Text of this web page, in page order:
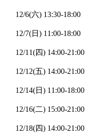
12/6(六) 13:30-18:00
12/7(日) 11:00-18:00
12/11(四) 14:00-21:00
12/12(五) 14:00-21:00
12/14(日) 11:00-18:00
12/16(二) 15:00-21:00
12/18(四) 14:00-21:00